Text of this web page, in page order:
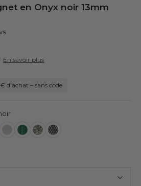
en Onyx noir 13mm
- En savoir plus
€ d'achat – sans code